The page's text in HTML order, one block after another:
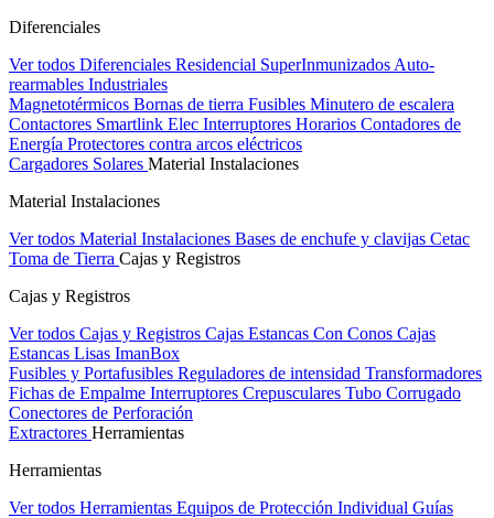
Diferenciales
Ver todos Diferenciales Residencial SuperInmunizados Auto-
rearmables Industriales
Magnetotérmicos Bornas de tierra Fusibles Minutero de escalera
Contactores Smartlink Elec Interruptores Horarios Contadores de
Energía Protectores contra arcos eléctricos
Cargadores Solares Material Instalaciones
Material Instalaciones
Ver todos Material Instalaciones Bases de enchufe y clavijas Cetac
Toma de Tierra Cajas y Registros
Cajas y Registros
Ver todos Cajas y Registros Cajas Estancas Con Conos Cajas
Estancas Lisas ImanBox
Fusibles y Portafusibles Reguladores de intensidad Transformadores
Fichas de Empalme Interruptores Crepusculares Tubo Corrugado
Conectores de Perforación
Extractores Herramientas
Herramientas
Ver todos Herramientas Equipos de Protección Individual Guías